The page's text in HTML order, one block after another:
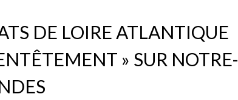
DE LOIRE ATLANTIQUE
» SUR NOTRE-